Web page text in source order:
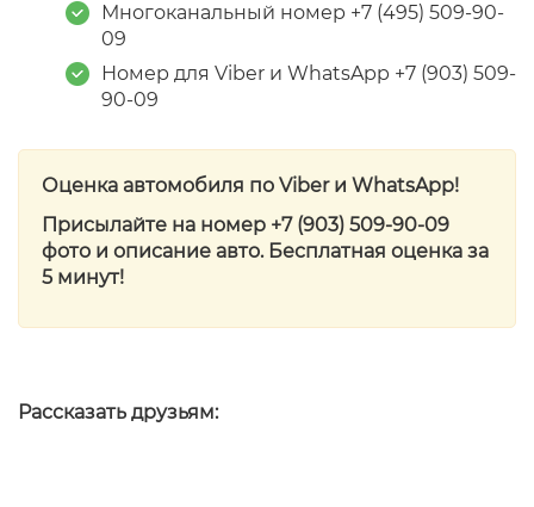
Многоканальный номер +7 (495) 509-90-
09
Номер для Viber и WhatsApp +7 ‎(903) 509-
90-09
Оценка автомобиля по Viber и WhatsApp!
Присылайте на номер +7 ‎(903) 509-90-09
фото и описание авто. Бесплатная оценка за
5 минут!
Рассказать друзьям: